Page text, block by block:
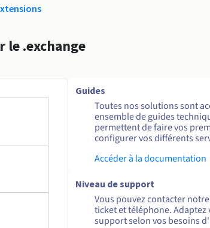
.exchange
Guides
Toutes nos solutions sont
ensemble de guides
permettent de faire vos
configurer vos différents
Accéder à la documentation
Niveau de support
Vous pouvez contacter
ticket et téléphone. Adaptez
support selon vos besoins